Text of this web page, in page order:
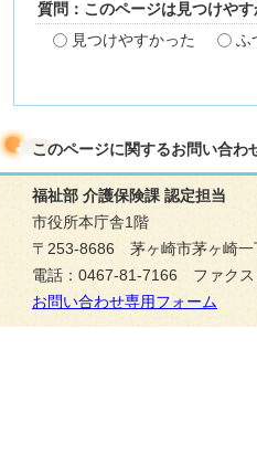
質問：このページは見つけやす
見つけやすかった
ふ
このページに関するお問い合わ
福祉部 介護保険課 認定担当
市役所本庁舎1階
〒253-8686 茅ヶ崎市茅ヶ崎一
電話：0467-81-7166 ファク
お問い合わせ専用フォーム